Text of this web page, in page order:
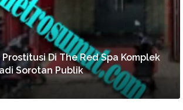
Di The Red Spa Komplek
Sorotan Publik